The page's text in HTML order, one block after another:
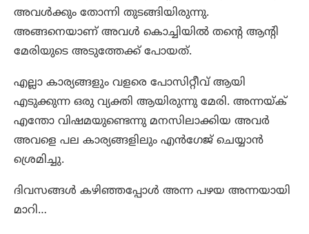
അവൾക്കും തോന്നി തുടങ്ങിയിരുന്നു.
അങ്ങനെയാണ് അവൾ കൊച്ചിയിൽ തന്റെ ആന്റി
മേരിയുടെ അടുത്തേക്ക് പോയത്.
എല്ലാ കാര്യങ്ങളും വളരെ പോസിറ്റീവ് ആയി
എടുക്കുന്ന ഒരു വ്യക്തി ആയിരുന്നു മേരി. അന്നയ്ക്
എന്തോ വിഷമയുണ്ടെന്നു മനസിലാക്കിയ അവർ
അവളെ പല കാര്യങ്ങളിലും എൻഗേജ് ചെയ്യാൻ
ശ്രെമിച്ചു.
ദിവസങ്ങൾ കഴിഞ്ഞപ്പോൾ അന്ന പഴയ അന്നയായി
മാറി…